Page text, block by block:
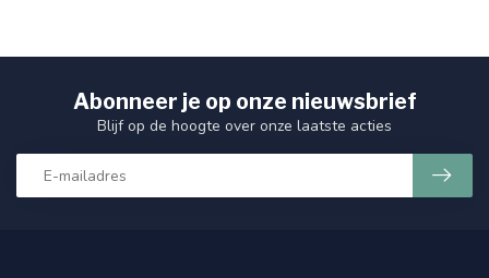
Abonneer je op onze nieuwsbrief
Blijf op de hoogte over onze laatste acties